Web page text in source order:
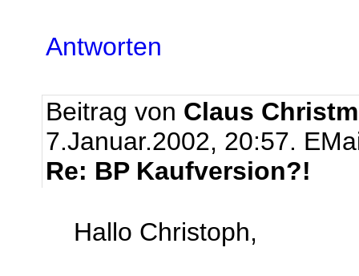
Antworten
Beitrag von Claus
7.Januar.2002, 20:57.
Re: BP Kaufversion?!
Hallo Christoph,